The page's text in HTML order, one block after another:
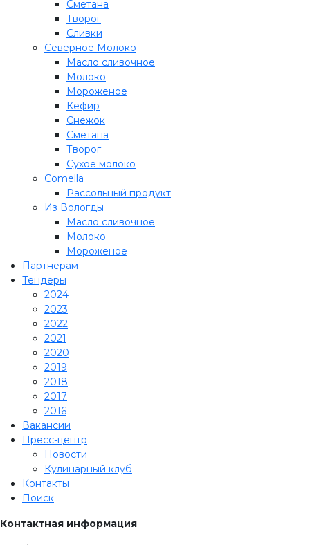
Сметана
Творог
Сливки
Северное Молоко
Масло сливочное
Молоко
Мороженое
Кефир
Снежок
Сметана
Творог
Сухое молоко
Comеlla
Рассольный продукт
Из Вологды
Масло сливочное
Молоко
Мороженое
Партнерам
Тендеры
2024
2023
2022
2021
2020
2019
2018
2017
2016
Вакансии
Пресс-центр
Новости
Кулинарный клуб
Контакты
Поиск
Контактная информация